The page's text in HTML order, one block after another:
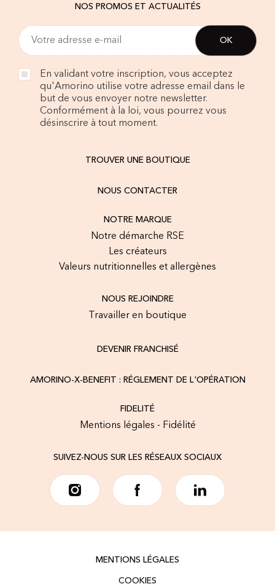
NOS PROMOS ET ACTUALITÉS
En validant votre inscription, vous acceptez
qu'Amorino utilise votre adresse email dans le
but de vous envoyer notre newsletter.
Conformément à la loi, vous pourrez vous
désinscrire à tout moment.
TROUVER UNE BOUTIQUE
NOUS CONTACTER
NOTRE MARQUE
Notre démarche RSE
Les créateurs
Valeurs nutritionnelles et allergènes
NOUS REJOINDRE
Travailler en boutique
DEVENIR FRANCHISÉ
AMORINO-X-BENEFIT : RÉGLEMENT DE L'OPÉRATION
FIDELITÉ
Mentions légales - Fidélité
SUIVEZ-NOUS SUR LES RÉSEAUX SOCIAUX
MENTIONS LÉGALES
COOKIES